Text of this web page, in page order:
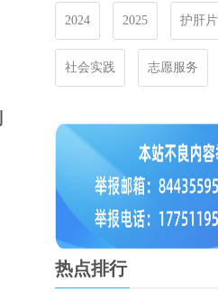
2024 2025 护肝片
社会实践 志愿服务
热点排行